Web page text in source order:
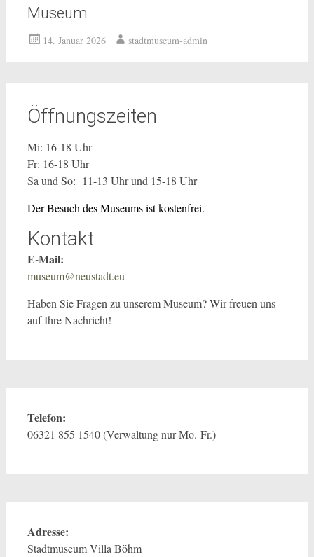
Museum
14. Januar 2026 stadtmuseum-admin
Öffnungszeiten
Mi: 16-18 Uhr
Fr: 16-18 Uhr
Sa und So: 11-13 Uhr und 15-18 Uhr
Der Besuch des Museums ist kostenfrei.
Kontakt
E-Mail:
museum@neustadt.eu
Haben Sie Fragen zu unserem Museum? Wir freuen uns
auf Ihre Nachricht!
Telefon:
06321 855 1540 (Verwaltung nur Mo.-Fr.)
Adresse:
Stadtmuseum Villa Böhm